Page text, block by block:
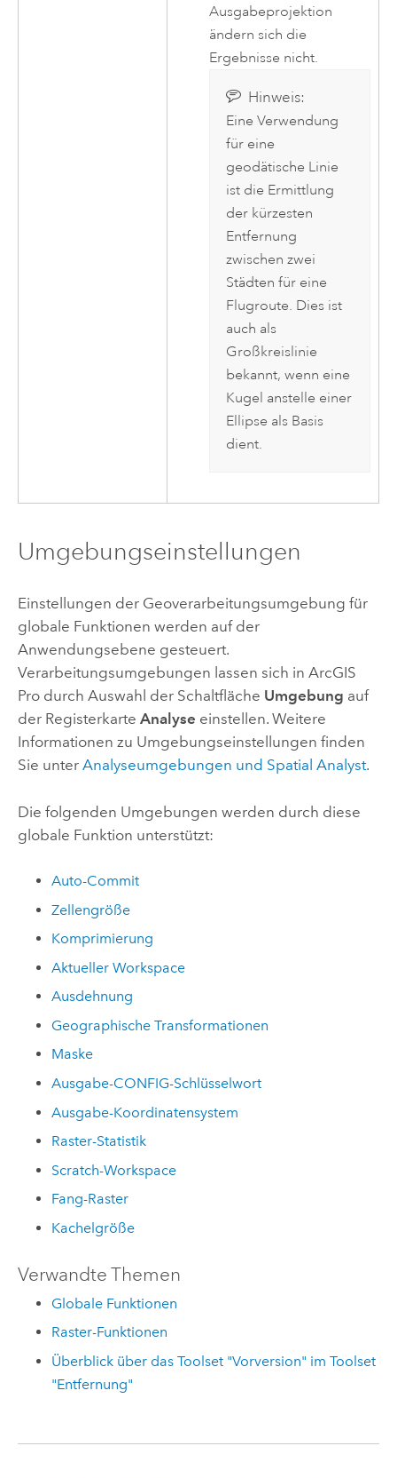
Ausgabeprojektion
ändern sich die
Ergebnisse nicht.
Hinweis:
Eine Verwendung
für eine
geodätische Linie
ist die Ermittlung
der kürzesten
Entfernung
zwischen zwei
Städten für eine
Flugroute. Dies ist
auch als
Großkreislinie
bekannt, wenn eine
Kugel anstelle einer
Ellipse als Basis
dient.
Umgebungseinstellungen
Einstellungen der Geoverarbeitungsumgebung für
globale Funktionen werden auf der
Anwendungsebene gesteuert.
Verarbeitungsumgebungen lassen sich in ArcGIS
Produrch Auswahl der Schaltfläche Umgebung auf
der Registerkarte Analyse einstellen. Weitere
Informationen zu Umgebungseinstellungen finden
Sie unter Analyseumgebungen und Spatial Analyst.
Die folgenden Umgebungen werden durch diese
globale Funktion unterstützt:
Auto-Commit
Zellengröße
Komprimierung
Aktueller Workspace
Ausdehnung
Geographische Transformationen
Maske
Ausgabe-CONFIG-Schlüsselwort
Ausgabe-Koordinatensystem
Raster-Statistik
Scratch-Workspace
Fang-Raster
Kachelgröße
Verwandte Themen
Globale Funktionen
Raster-Funktionen
Überblick über das Toolset "Vorversion" im Toolset
"Entfernung"